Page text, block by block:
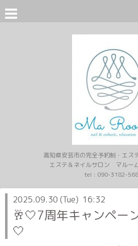
高知県安芸市の完全予約制・エス
エステ＆ネイルサロン マルーム
tel : 090-3182-
2025.09.30 (Tue) 16:32
🥂🤍7周年キャンペー
🤍